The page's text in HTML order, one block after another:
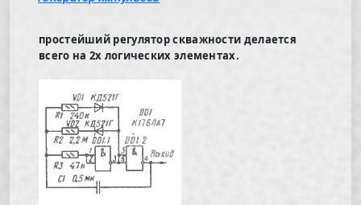
простейший регулятор скважности делается
всего на 2х логических элементах.